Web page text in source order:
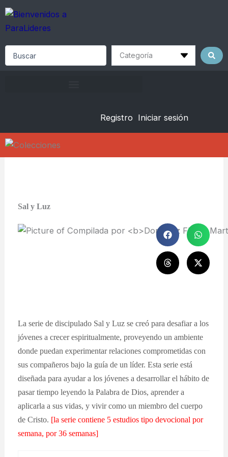
Skip
content
Registro Iniciar sesión
Sal y Luz
La serie de discipulado Sal y Luz se creó para desafiar a los
jóvenes a crecer espiritualmente, proveyendo un ambiente
donde puedan experimentar relaciones comprometidas con
sus compañeros bajo la guía de un líder. Esta serie está
diseñada para ayudar a los jóvenes a desarrollar el hábito de
pasar tiempo leyendo la Palabra de Dios, aprender a
aplicarla a sus vidas, y vivir como un miembro del cuerpo
de Cristo. [la serie contiene 5 estudios tipo devocional por
semana, por 36 semanas]